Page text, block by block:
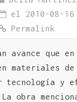
el 2010-08-
Permalink
avance que
materiales
tecnología y
obra